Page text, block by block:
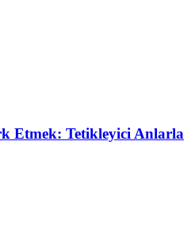
Etmek: Tetikleyici Anlarla